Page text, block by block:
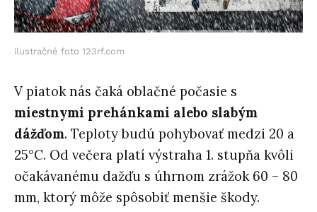
ilustračné foto 123rf.com
V piatok nás čaká oblačné počasie s
miestnymi prehánkami alebo slabým
dážďom. Teploty budú pohybovať medzi 20 a
25°C. Od večera platí výstraha 1. stupňa kvôli
očakávanému dažďu s úhrnom zrážok 60 – 80
mm, ktorý môže spôsobiť menšie škody.